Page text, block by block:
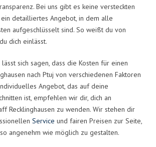
Bei uns gibt es keine versteckten
ein detailliertes Angebot, in dem alle
aufgeschlüsselt sind. So weißt du von
dich einlässt.
sich sagen, dass die Kosten für einen
nach Ptuj von verschiedenen Faktoren
Angebot, das auf deine
ist, empfehlen wir dir, dich an
Recklinghausen zu wenden. Wir stehen dir
Service und fairen Preisen zur Seite,
angenehm wie möglich zu gestalten.